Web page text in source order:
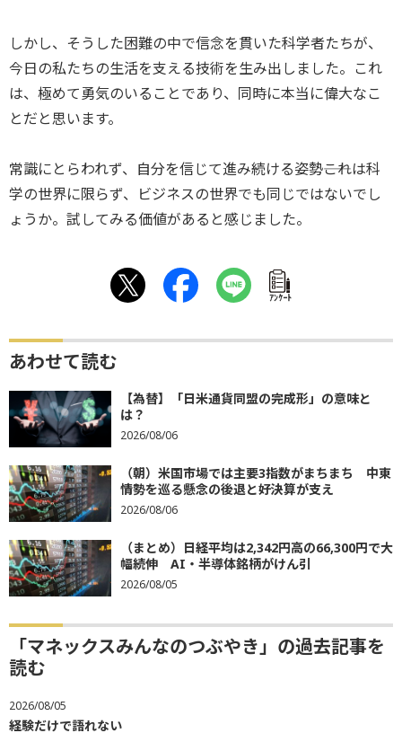
しかし、そうした困難の中で信念を貫いた科学者たちが、
今日の私たちの生活を支える技術を生み出しました。これ
は、極めて勇気のいることであり、同時に本当に偉大なこ
とだと思います。
常識にとらわれず、自分を信じて進み続ける姿勢――これは科
学の世界に限らず、ビジネスの世界でも同じではないでし
ょうか。試してみる価値があると感じました。
ｱﾝｹｰﾄ
あわせて読む
【為替】「日米通貨同盟の完成形」の意味と
は？
2026/08/06
（朝）米国市場では主要3指数がまちまち 中東
情勢を巡る懸念の後退と好決算が支え
2026/08/06
（まとめ）日経平均は2,342円高の66,300円で大
幅続伸 AI・半導体銘柄がけん引
2026/08/05
「マネックスみんなのつぶやき」の過去記事を
読む
2026/08/05
経験だけで語れない